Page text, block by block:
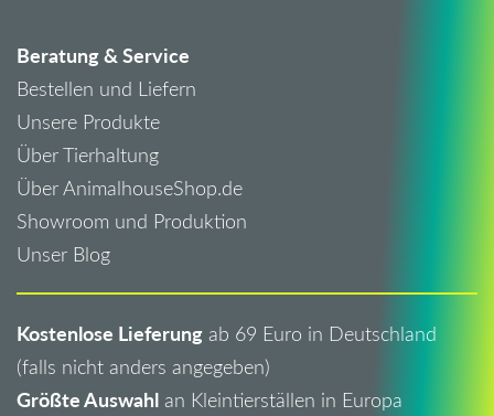
Beratung & Service
Bestellen und Liefern
Unsere Produkte
Über Tierhaltung
Über AnimalhouseShop.de
Showroom und Produktion
Unser Blog
Kostenlose Lieferung ab 69 Euro in Deutschland
(falls nicht anders angegeben)
Größte Auswahl an Kleintierställen in Europa